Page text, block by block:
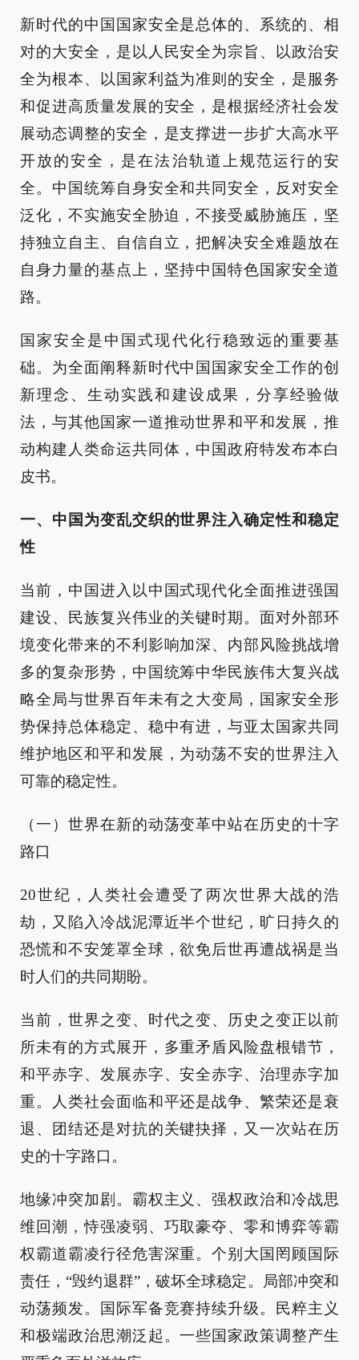
新时代的中国国家安全是总体的、系统的、相
对的大安全，是以人民安全为宗旨、以政治安
全为根本、以国家利益为准则的安全，是服务
和促进高质量发展的安全，是根据经济社会发
展动态调整的安全，是支撑进一步扩大高水平
开放的安全，是在法治轨道上规范运行的安
全。中国统筹自身安全和共同安全，反对安全
泛化，不实施安全胁迫，不接受威胁施压，坚
持独立自主、自信自立，把解决安全难题放在
自身力量的基点上，坚持中国特色国家安全道
路。
国家安全是中国式现代化行稳致远的重要基
础。为全面阐释新时代中国国家安全工作的创
新理念、生动实践和建设成果，分享经验做
法，与其他国家一道推动世界和平和发展，推
动构建人类命运共同体，中国政府特发布本白
皮书。
一、中国为变乱交织的世界注入确定性和稳定
性
当前，中国进入以中国式现代化全面推进强国
建设、民族复兴伟业的关键时期。面对外部环
境变化带来的不利影响加深、内部风险挑战增
多的复杂形势，中国统筹中华民族伟大复兴战
略全局与世界百年未有之大变局，国家安全形
势保持总体稳定、稳中有进，与亚太国家共同
维护地区和平和发展，为动荡不安的世界注入
可靠的稳定性。
（一）世界在新的动荡变革中站在历史的十字
路口
20世纪，人类社会遭受了两次世界大战的浩
劫，又陷入冷战泥潭近半个世纪，旷日持久的
恐慌和不安笼罩全球，欲免后世再遭战祸是当
时人们的共同期盼。
当前，世界之变、时代之变、历史之变正以前
所未有的方式展开，多重矛盾风险盘根错节，
和平赤字、发展赤字、安全赤字、治理赤字加
重。人类社会面临和平还是战争、繁荣还是衰
退、团结还是对抗的关键抉择，又一次站在历
史的十字路口。
地缘冲突加剧。霸权主义、强权政治和冷战思
维回潮，恃强凌弱、巧取豪夺、零和博弈等霸
权霸道霸凌行径危害深重。个别大国罔顾国际
责任，“毁约退群”，破坏全球稳定。局部冲突和
动荡频发。国际军备竞赛持续升级。民粹主义
和极端政治思潮泛起。一些国家政策调整产生